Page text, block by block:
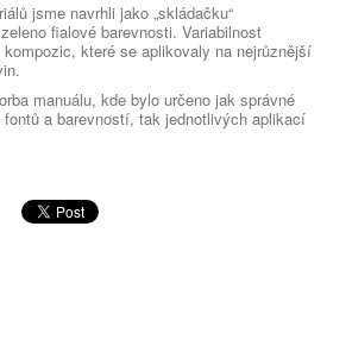
jsme navrhli jako „skládačku“
fialové barevnosti. Variabilnost
které se aplikovaly na nejrůznější
manuálu, kde bylo určeno jak správné
a barevností, tak jednotlivých aplikací